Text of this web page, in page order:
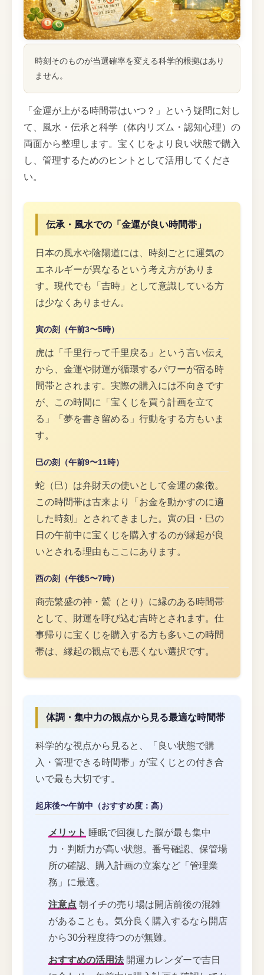
時刻そのものが当選確率を変える科学的根拠はあり
ません。
「金運が上がる時間帯はいつ？」という疑問に対し
て、風水・伝承と科学（体内リズム・認知心理）の
両面から整理します。宝くじをより良い状態で購入
し、管理するためのヒントとして活用してくださ
い。
伝承・風水での「金運が良い時間帯」
日本の風水や陰陽道には、時刻ごとに運気の
エネルギーが異なるという考え方がありま
す。現代でも「吉時」として意識している方
は少なくありません。
寅の刻（午前3〜5時）
虎は「千里行って千里戻る」という言い伝え
から、金運や財運が循環するパワーが宿る時
間帯とされます。実際の購入には不向きです
が、この時間に「宝くじを買う計画を立て
る」「夢を書き留める」行動をする方もいま
す。
巳の刻（午前9〜11時）
蛇（巳）は弁財天の使いとして金運の象徴。
この時間帯は古来より「お金を動かすのに適
した時刻」とされてきました。寅の日・巳の
日の午前中に宝くじを購入するのが縁起が良
いとされる理由もここにあります。
酉の刻（午後5〜7時）
商売繁盛の神・鷲（とり）に縁のある時間帯
として、財運を呼び込む吉時とされます。仕
事帰りに宝くじを購入する方も多いこの時間
帯は、縁起の観点でも悪くない選択です。
体調・集中力の観点から見る最適な時間帯
科学的な視点から見ると、「良い状態で購
入・管理できる時間帯」が宝くじとの付き合
いで最も大切です。
起床後〜午前中（おすすめ度：高）
メリット 睡眠で回復した脳が最も集中
力・判断力が高い状態。番号確認、保管場
所の確認、購入計画の立案など「管理業
務」に最適。
注意点 朝イチの売り場は開店前後の混雑
があることも。気分良く購入するなら開店
から30分程度待つのが無難。
おすすめの活用法開運カレンダーで吉日